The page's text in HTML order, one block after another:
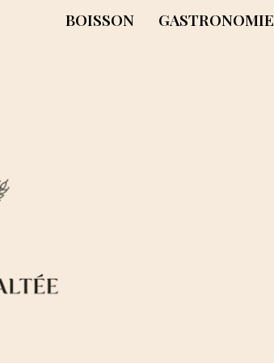
BOISSON GASTRONOMIE